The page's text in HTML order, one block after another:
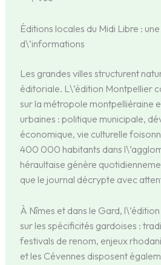
Éditions locales du Midi Libre :
d\’informations
Les grandes villes structurent
éditoriale. L\’édition Montpellier
sur la métropole montpelliéraine
urbaines : politique municipale,
économique, vie culturelle
400 000 habitants dans
héraultaise génère
que le journal décrypte avec
À Nîmes et dans le Gard,
sur les spécificités gardoises :
festivals de renom, enjeux
et les Cévennes disposent